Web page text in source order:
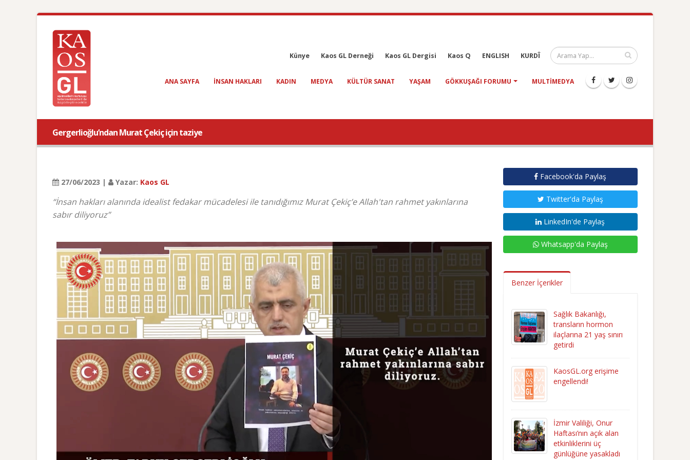
Künye Kaos GL Derneği Kaos GL Dergisi Kaos Q ENGLISH KURDÎ
ANA SAYFA INSAN HAKLARI KADIN MEDYA KÜLTÜR SANAT YAŞAM GÖKKUŞAĞI FORUMU MULTIMEDYA
Gergerlioğlu’ndan Murat Çekiç için taziye
27/06/2023 | Yazar: Kaos GL
“İnsan hakları alanında idealist fedakar mücadelesi ile tanıdığımız Murat Çekiç’e Allah'tan rahmet yakınlarına
sabır diliyoruz”
Facebook'da Paylaş
Twitter'da Paylaş
LinkedIn'de Paylaş
Whatsapp'da Paylaş
Benzer İçerikler
Sağlık Bakanlığı,
transların hormon
ilaçlarına 21 yaş sınırı
getirdi
KaosGL.org erişime
engellendi!
İzmir Valiliği, Onur
Haftası’nın açık alan
etkinliklerini üç
günlüğüne yasakladı